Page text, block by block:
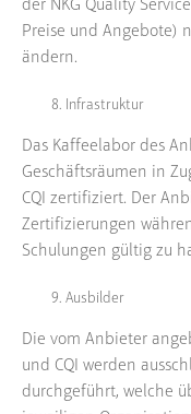
der NKG Quality
Preise und Angebote)
ändern.
Infrastruktur
Das Kaffeelabor des
Geschäftsräumen in
CQI zertifiziert. Der
Zertifizierungen
Schulungen gültig zu
Ausbilder
Die vom Anbieter
und CQI werden
durchgeführt, welche